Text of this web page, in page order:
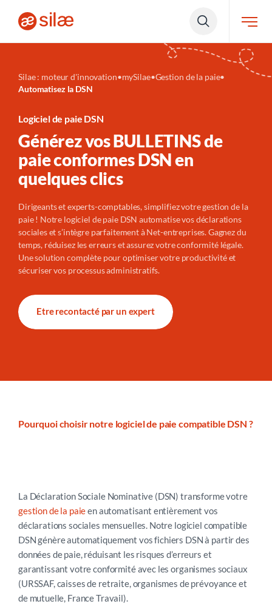
Silae : moteur d'innovation•mySilae•Gestion de la paie•
Automatisez la DSN
Logiciel de paie DSN
Générez vos BULLETINS de
paie conformes DSN en
quelques clics
Dirigeants et experts-comptables, simplifiez votre gestion de la
paie ! Notre logiciel de paie DSN automatise vos déclarations
sociales et s’intègre parfaitement à Net-entreprises. Gagnez du
temps, réduisez les erreurs et assurez votre conformité légale.
Une solution complète pour optimiser votre productivité et
sécuriser vos processus administratifs.
Etre recontacté par un expert
Pourquoi choisir notre logiciel de paie compatible DSN ?
La Déclaration Sociale Nominative (DSN) transforme votre
gestion de la paieen automatisant entièrement vos
déclarations sociales mensuelles. Notre logiciel compatible
DSN génère automatiquement vos fichiers DSN à partir des
données de paie, réduisant les risques d’erreurs et
garantissant votre conformité avec les organismes sociaux
(URSSAF, caisses de retraite, organismes de prévoyance et
de mutuelle, France Travail).